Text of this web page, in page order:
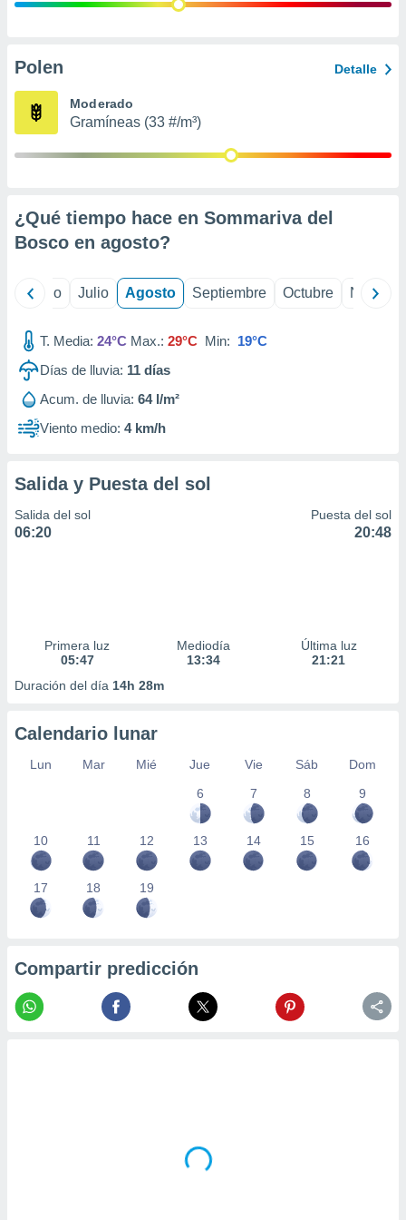
e
publicidad
Polen Detalle
Moderado
Gramíneas (33 #/m³)
¿Qué tiempo hace en Sommariva del
Bosco en agosto?
Junio Julio Agosto Septiembre Octubre
T. Media: 24°C Max.: 29°C Min: 19°C
Días de lluvia: 11 días
Acum. de lluvia: 64 l/m²
Viento medio: 4 km/h
Salida y Puesta del sol
Salida del sol
06:20
Puesta del sol
20:48
Primera luz
05:47
Mediodía
13:34
Última luz
21:21
Duración del día 14h 28m
Calendario lunar
Lun Mar Mié Jue Vie Sáb
Dom
6
7 8 9
10 11 12 13 14 15 16
17 18 19
Compartir predicción